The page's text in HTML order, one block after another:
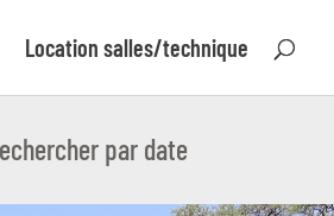
Location salles/technique
par date